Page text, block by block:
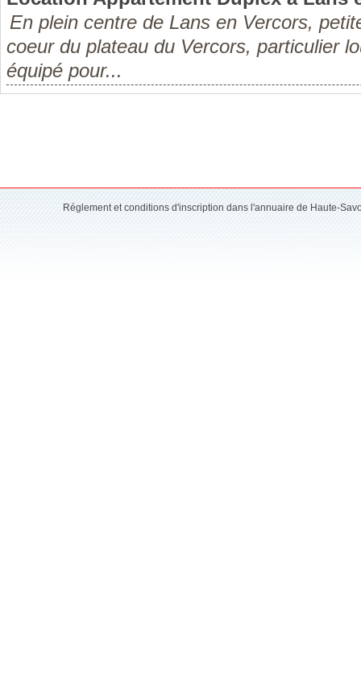
En plein centre de Lans en Vercors,
coeur du plateau du Vercors, particulier
équipé pour...
Réglement et conditions d'inscription dans l'annuaire de Haute-